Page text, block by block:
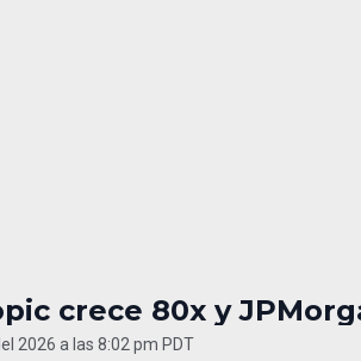
crece 80x y
2026 a las 8:02 pm PDT